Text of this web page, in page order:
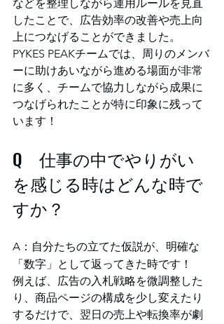
などを整理しながら運用ルールを見直
したことで、広告効率の改善や売上向
上につなげることができました。
PYKES PEAKチームでは、周りのメンバ
ーに助けあいながら進める場面が非常
に多く、チームで協力しながら成果に
つなげられたことが特に印象に残って
います！
Q　仕事の中でやりがい
を感じる時はどんな時で
すか？
A： 自分たちの立てた仮説が、明確な
「数字」として返ってきた時です！
例えば、広告の入札戦略を微調整した
り、商品ページの構成を少し変えたり
するだけで、翌日の売上や転換率が劇